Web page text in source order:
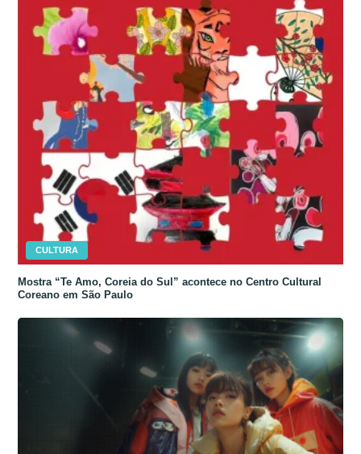
CULTURA
Mostra “Te Amo, Coreia do Sul” acontece no Centro Cultural
Coreano em São Paulo